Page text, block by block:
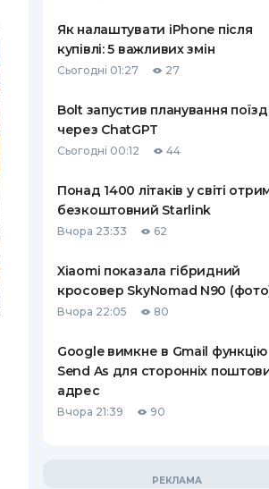
Як налаштувати iPhone після
купівлі: 5 важливих змін
Сьогодні 01:27 27
Bolt запустив планування
через ChatGPT
Сьогодні 00:12 44
Понад 1400 літаків у світі
безкоштовний Starlink
Вчора 23:33 62
Xiaomi показала гібридний
кросовер SkyNomad N90
Вчора 22:05 80
Google вимкне в Gmail функцію
Send As для сторонніх
адрес
Вчора 21:39 90